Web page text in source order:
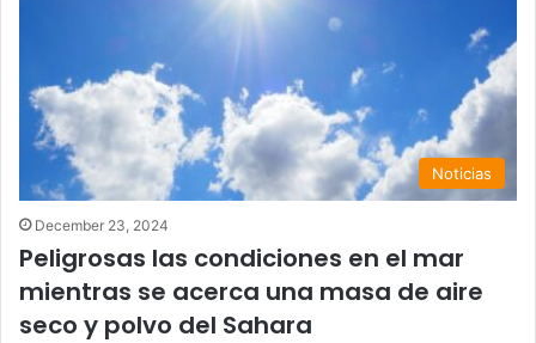
Noticias
December 23, 2024
Peligrosas las condiciones en el mar
mientras se acerca una masa de aire
seco y polvo del Sahara